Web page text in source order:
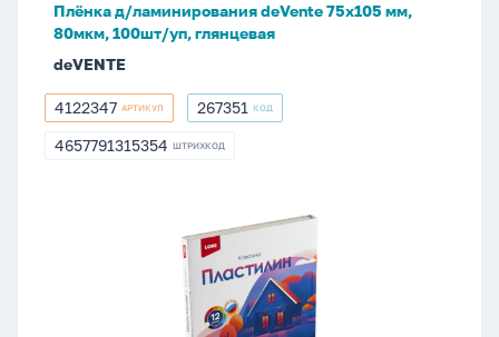
уп,
глянцевая
Плёнка д/ламинирования deVente 75x105 мм,
80мкм, 100шт/уп, глянцевая
deVENTE
4122347
4122347 АРТИКУЛ 267351
267351 КОД
4657791315354
4657791315354 ШТРИХКОД